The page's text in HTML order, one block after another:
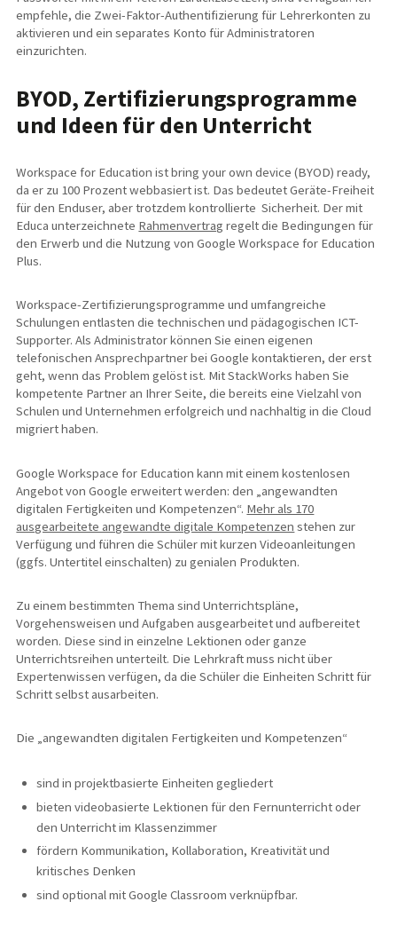
empfehle, die Zwei-Faktor-Authentifizierung für Lehrerkonten zu
aktivieren und ein separates Konto für Administratoren
einzurichten.
BYOD, Zertifizierungsprogramme
und Ideen für den Unterricht
Workspace for Education ist bring your own device (BYOD) ready,
da er zu 100 Prozent webbasiert ist. Das bedeutet Geräte-Freiheit
für den Enduser, aber trotzdem kontrollierte Sicherheit. Der mit
Educa unterzeichnete Rahmenvertrag regelt die Bedingungen für
den Erwerb und die Nutzung von Google Workspace for Education
Plus.
Workspace-Zertifizierungsprogramme und umfangreiche
Schulungen entlasten die technischen und pädagogischen ICT-
Supporter. Als Administrator können Sie einen eigenen
telefonischen Ansprechpartner bei Google kontaktieren, der erst
geht, wenn das Problem gelöst ist. Mit StackWorks haben Sie
kompetente Partner an Ihrer Seite, die bereits eine Vielzahl von
Schulen und Unternehmen erfolgreich und nachhaltig in die Cloud
migriert haben.
Google Workspace for Education kann mit einem kostenlosen
Angebot von Google erweitert werden: den „angewandten
digitalen Fertigkeiten und Kompetenzen“. Mehr als 170
ausgearbeitete angewandte digitale Kompetenzen stehen zur
Verfügung und führen die Schüler mit kurzen Videoanleitungen
(ggfs. Untertitel einschalten) zu genialen Produkten.
Zu einem bestimmten Thema sind Unterrichtspläne,
Vorgehensweisen und Aufgaben ausgearbeitet und aufbereitet
worden. Diese sind in einzelne Lektionen oder ganze
Unterrichtsreihen unterteilt. Die Lehrkraft muss nicht über
Expertenwissen verfügen, da die Schüler die Einheiten Schritt für
Schritt selbst ausarbeiten.
Die „angewandten digitalen Fertigkeiten und Kompetenzen“
sind in projektbasierte Einheiten gegliedert
bieten videobasierte Lektionen für den Fernunterricht oder
den Unterricht im Klassenzimmer
fördern Kommunikation, Kollaboration, Kreativität und
kritisches Denken
sind optional mit Google Classroom verknüpfbar.